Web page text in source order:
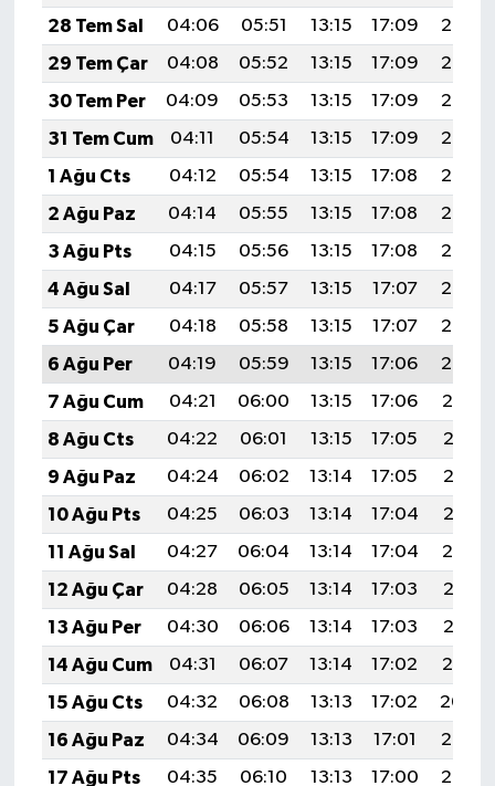
28 Tem Sal
04:06 05:51 13:15 17:09
20:30
29 Tem Çar
04:08 05:52 13:15 17:09
20:29
30 Tem Per
04:09 05:53 13:15 17:09
20:28
31 Tem Cum
04:11 05:54 13:15 17:09
20:27
1 Ağu Cts
04:12 05:54 13:15 17:08
20:26
2 Ağu Paz
04:14 05:55 13:15 17:08
20:25
3 Ağu Pts
04:15 05:56 13:15 17:08
20:24
4 Ağu Sal
04:17 05:57 13:15 17:07
20:23
5 Ağu Çar
04:18 05:58 13:15 17:07
20:22
6 Ağu Per
04:19 05:59 13:15 17:06
20:20
7 Ağu Cum
04:21 06:00 13:15 17:06
20:19
8 Ağu Cts
04:22 06:01 13:15 17:05
20:18
9 Ağu Paz
04:24 06:02 13:14 17:05
20:17
10 Ağu Pts
04:25 06:03 13:14 17:04
20:16
11 Ağu Sal
04:27 06:04 13:14 17:04
20:14
12 Ağu Çar
04:28 06:05 13:14 17:03
20:13
13 Ağu Per
04:30 06:06 13:14 17:03
20:12
14 Ağu Cum
04:31 06:07 13:14 17:02
20:10
15 Ağu Cts
04:32 06:08 13:13 17:02
20:09
16 Ağu Paz
04:34 06:09 13:13 17:01
20:08
17 Ağu Pts
04:35 06:10 13:13 17:00
20:06